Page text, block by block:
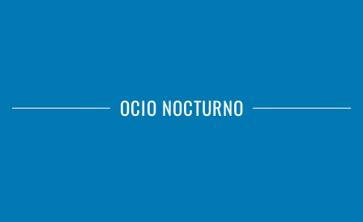
OCIO NOCTURNO